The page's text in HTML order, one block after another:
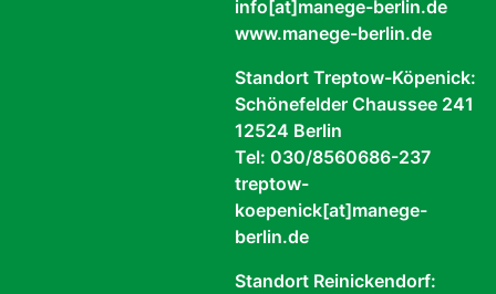
info[at]manege-berlin.de
www.manege-berlin.de
Standort Treptow-Köpenick:
Schönefelder Chaussee 241
12524 Berlin
Tel: 030/8560686-237
treptow-
koepenick[at]manege-
berlin.de
Standort Reinickendorf: